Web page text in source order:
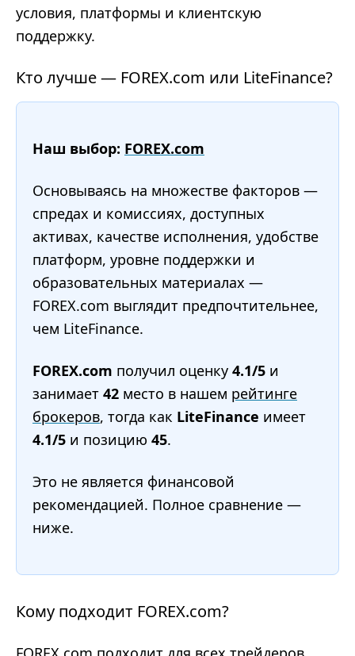
условия, платформы и клиентскую
поддержку.
Кто лучше — FOREX.com или LiteFinance?
Наш выбор: FOREX.com
Основываясь на множестве факторов —
спредах и комиссиях, доступных
активах, качестве исполнения, удобстве
платформ, уровне поддержки и
образовательных материалах —
FOREX.com выглядит предпочтительнее,
чем LiteFinance.
FOREX.com получил оценку 4.1/5 и
занимает 42 место в нашем рейтинге
брокеров, тогда как LiteFinance имеет
4.1/5 и позицию 45.
Это не является финансовой
рекомендацией. Полное сравнение —
ниже.
Кому подходит FOREX.com?